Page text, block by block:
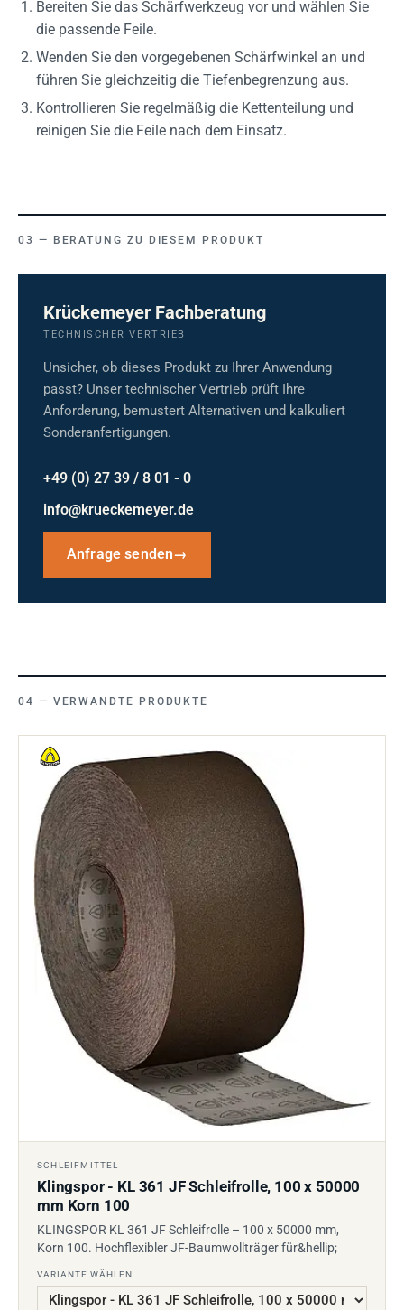
Bereiten Sie das Schärfwerkzeug vor und wählen Sie
die passende Feile.
Wenden Sie den vorgegebenen Schärfwinkel an und
führen Sie gleichzeitig die Tiefenbegrenzung aus.
Kontrollieren Sie regelmäßig die Kettenteilung und
reinigen Sie die Feile nach dem Einsatz.
BERATUNG ZU DIESEM PRODUKT
Krückemeyer Fachberatung
TECHNISCHER VERTRIEB
Unsicher, ob dieses Produkt zu Ihrer Anwendung
passt? Unser technischer Vertrieb prüft Ihre
Anforderung, bemustert Alternativen und kalkuliert
Sonderanfertigungen.
+49 (0) 27 39 / 8 01 - 0
info@krueckemeyer.de
Anfrage senden→
VERWANDTE PRODUKTE
SCHLEIFMITTEL
Klingspor - KL 361 JF Schleifrolle, 100 x 50000
mm Korn 100
KLINGSPOR KL 361 JF Schleifrolle – 100 x 50000 mm,
Korn 100. Hochflexibler JF-Baumwollträger für&hellip;
VARIANTE WÄHLEN